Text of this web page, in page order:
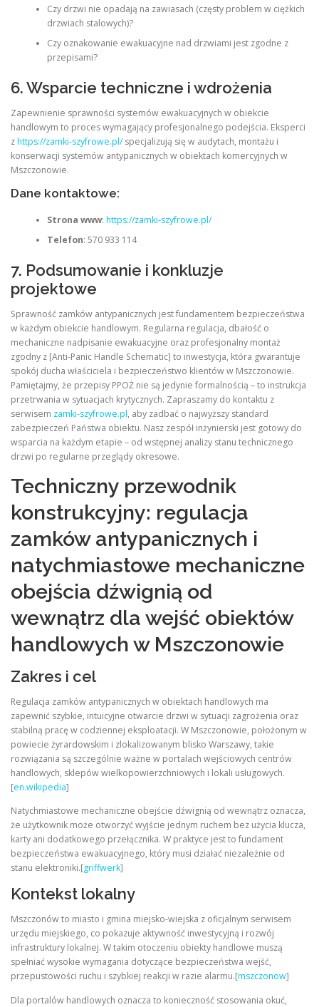
Czy drzwi nie opadają na zawiasach (częsty problem w ciężkich
drzwiach stalowych)?
Czy oznakowanie ewakuacyjne nad drzwiami jest zgodne z
przepisami?
6. Wsparcie techniczne i wdrożenia
Zapewnienie sprawności systemów ewakuacyjnych w obiekcie
handlowym to proces wymagający profesjonalnego podejścia. Eksperci
zhttps://zamki-szyfrowe.pl/specjalizują się w audytach, montażu i
konserwacji systemów antypanicznych w obiektach komercyjnych w
Mszczonowie.
Dane kontaktowe:
Strona www: https://zamki-szyfrowe.pl/
Telefon: 570 933 114
7. Podsumowanie i konkluzje
projektowe
Sprawność zamków antypanicznych jest fundamentem bezpieczeństwa
w każdym obiekcie handlowym. Regularna regulacja, dbałość o
mechaniczne nadpisanie ewakuacyjne oraz profesjonalny montaż
zgodny z [Anti-Panic Handle Schematic] to inwestycja, która gwarantuje
spokój ducha właściciela i bezpieczeństwo klientów w Mszczonowie.
Pamiętajmy, że przepisy PPOŻ nie są jedynie formalnością – to instrukcja
przetrwania w sytuacjach krytycznych. Zapraszamy do kontaktu z
serwisem zamki-szyfrowe.pl, aby zadbać o najwyższy standard
zabezpieczeń Państwa obiektu. Nasz zespół inżynierski jest gotowy do
wsparcia na każdym etapie – od wstępnej analizy stanu technicznego
drzwi po regularne przeglądy okresowe.
Techniczny przewodnik
konstrukcyjny: regulacja
zamków antypanicznych i
natychmiastowe mechaniczne
obejścia dźwignią od
wewnątrz dla wejść obiektów
handlowych w Mszczonowie
Zakres i cel
Regulacja zamków antypanicznych w obiektach handlowych ma
zapewnić szybkie, intuicyjne otwarcie drzwi w sytuacji zagrożenia oraz
stabilną pracę w codziennej eksploatacji. W Mszczonowie, położonym w
powiecie żyrardowskim i zlokalizowanym blisko Warszawy, takie
rozwiązania są szczególnie ważne w portalach wejściowych centrów
handlowych, sklepów wielkopowierzchniowych i lokali usługowych.
[en.wikipedia]
Natychmiastowe mechaniczne obejście dźwignią od wewnątrz oznacza,
że użytkownik może otworzyć wyjście jednym ruchem bez użycia klucza,
karty ani dodatkowego przełącznika. W praktyce jest to fundament
bezpieczeństwa ewakuacyjnego, który musi działać niezależnie od
stanu elektroniki.[griffwerk]
Kontekst lokalny
Mszczonów to miasto i gmina miejsko-wiejska z oficjalnym serwisem
urzędu miejskiego, co pokazuje aktywność inwestycyjną i rozwój
infrastruktury lokalnej. W takim otoczeniu obiekty handlowe muszą
spełniać wysokie wymagania dotyczące bezpieczeństwa wejść,
przepustowości ruchu i szybkiej reakcji w razie alarmu.[mszczonow]
Dla portalów handlowych oznacza to konieczność stosowania okuć,